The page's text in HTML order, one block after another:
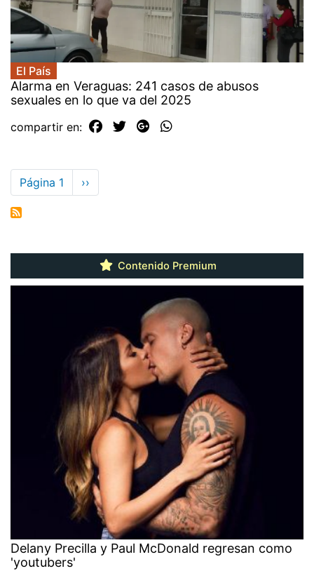
El País
Alarma en Veraguas: 241 casos de abusos
sexuales en lo que va del 2025
compartir en:
Paginación
Página 1
Siguiente
página
››
Contenido Premium
Delany Precilla y Paul McDonald regresan como
'youtubers'